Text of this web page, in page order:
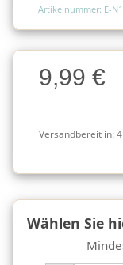
Artikelnummer: E-
Charge
Charge9,99 €
Versandbereit in:
Wählen Sie